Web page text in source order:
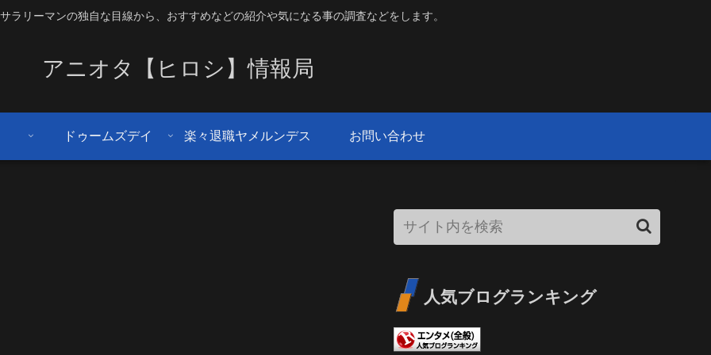
ラリーマンの独自な目線から、おすすめなどの紹介や気になる事の調査などをします。
アニオタ【ヒロシ】情報局
ドゥームズデイ 楽々退職ヤメルンデス お問い合わせ
人気ブログランキング